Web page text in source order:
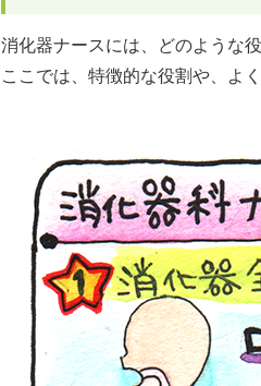
消化器ナースには、どのような
ここでは、特徴的な役割や、よ